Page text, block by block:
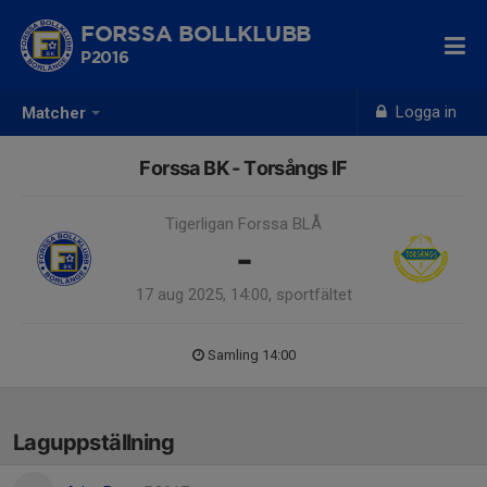
Matcher Logga in
FORSSA BOLLKLUBB
P2016
Forssa BK - Torsångs IF
Tigerligan Forssa BLÅ
-
17 aug 2025, 14:00, sportfältet
Samling 14:00
Laguppställning